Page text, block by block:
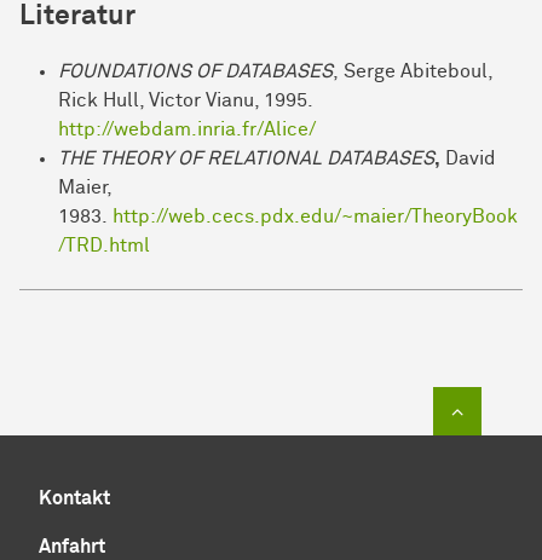
Literatur
FOUNDATIONS OF DATABASES, Serge Abiteboul,
Rick Hull, Victor Vianu, 1995.
http://webdam.inria.fr/Alice/
THE THEORY OF RELATIONAL DATABASES, David
Maier,
1983.
http://web.cecs.pdx.edu/~maier/TheoryBook
/TRD.html
Kontakt
Anfahrt